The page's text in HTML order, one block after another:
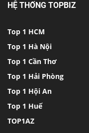
HỆ THỐNG TOPBIZ
Top 1 HCM
Top 1 Hà Nội
Top 1 Cần Thơ
Top 1 Hải Phòng
Top 1 Hội An
Top 1 Huế
TOP1AZ